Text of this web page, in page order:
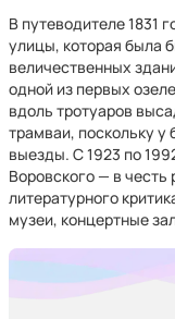
В путеводителе 1831
улицы, которая была
величественных
одной из первых
вдоль тротуаров
трамваи, поскольку
выезды. С 1923 по
Воровского — в
литературного
музеи, концертные